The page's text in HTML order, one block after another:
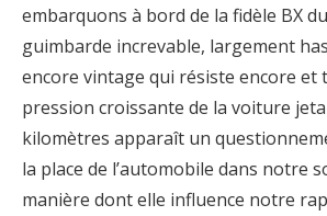
embarquons à bord de la fidèle BX
guimbarde increvable, largement
encore vintage qui résiste encore et
pression croissante de la voiture
kilomètres apparaît un
la place de l’automobile dans notre
manière dont elle influence notre